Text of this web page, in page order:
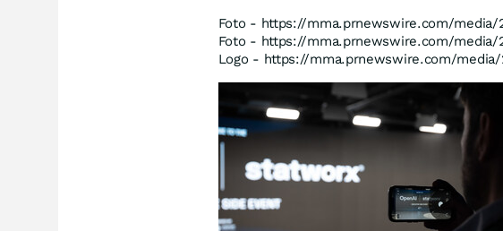
Foto - https://mma.prnewswire.com/media/
Foto - https://mma.prnewswire.com/media/
Logo - https://mma.prnewswire.com/media/